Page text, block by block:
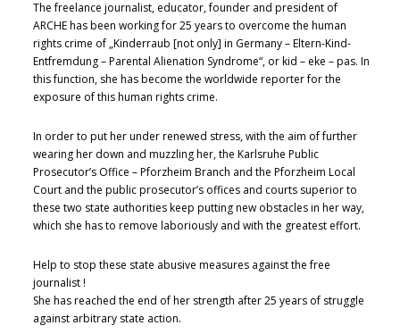
The freelance journalist, educator, founder and president of
ARCHE has been working for 25 years to overcome the human
rights crime of „Kinderraub [not only] in Germany – Eltern-Kind-
Entfremdung – Parental Alienation Syndrome“, or kid – eke – pas. In
this function, she has become the worldwide reporter for the
exposure of this human rights crime.
In order to put her under renewed stress, with the aim of further
wearing her down and muzzling her, the Karlsruhe Public
Prosecutor’s Office – Pforzheim Branch and the Pforzheim Local
Court and the public prosecutor’s offices and courts superior to
these two state authorities keep putting new obstacles in her way,
which she has to remove laboriously and with the greatest effort.
Help to stop these state abusive measures against the free
journalist !
She has reached the end of her strength after 25 years of struggle
against arbitrary state action.